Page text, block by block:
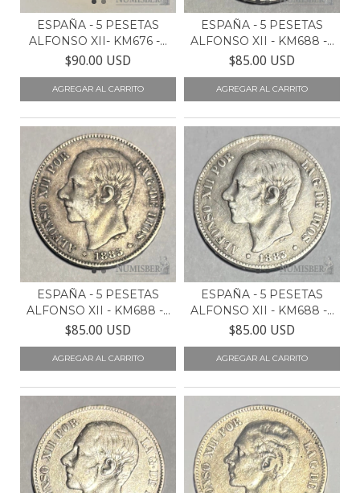
ESPAÑA - 5 PESETAS
ALFONSO XII- KM676 -...
$90.00 USD
ESPAÑA - 5 PESETAS
ALFONSO XII - KM688 -...
$85.00 USD
ESPAÑA - 5 PESETAS
ALFONSO XII - KM688 -...
$85.00 USD
ESPAÑA - 5 PESETAS
ALFONSO XII - KM688 -...
$85.00 USD